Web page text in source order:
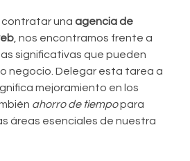
contratar una agencia de
, nos encontramos frente a
significativas que pueden
negocio. Delegar esta tarea a
mejoramiento en los
ahorro de tiempopara
áreas esenciales de nuestra